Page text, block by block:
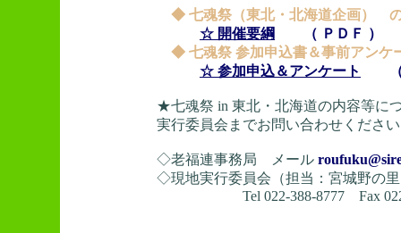
◆ 七魂祭（東北・北海道企画）
☆ 開催要綱
（ ＰＤＦ ）
◆ 七魂祭 参加申込書＆事前アンケ
☆ 参加申込＆アンケート
（
★七魂祭 in 東北・北海道の内容等に
実行委員会までお問い合わせくださ
◇老福連事務局 メール
◇現地実行委員会（担当：宮城野の
Tel 022-388-8777 Fax 022-